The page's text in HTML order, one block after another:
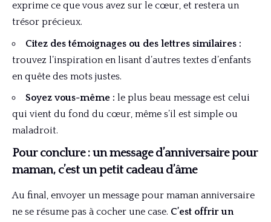
exprime ce que vous avez sur le cœur, et restera un
trésor précieux.
Citez des témoignages ou des lettres similaires :
trouvez l’inspiration en lisant d’autres textes d’enfants
en quête des mots justes.
Soyez vous-même : le plus beau message est celui
qui vient du fond du cœur, même s’il est simple ou
maladroit.
Pour conclure : un message d’anniversaire pour
maman, c’est un petit cadeau d’âme
Au final, envoyer un message pour maman anniversaire
ne se résume pas à cocher une case. C’est offrir un